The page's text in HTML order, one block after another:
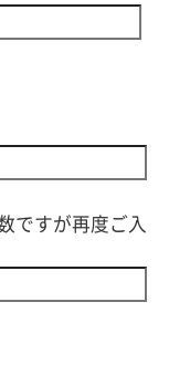
ですが再度ご入